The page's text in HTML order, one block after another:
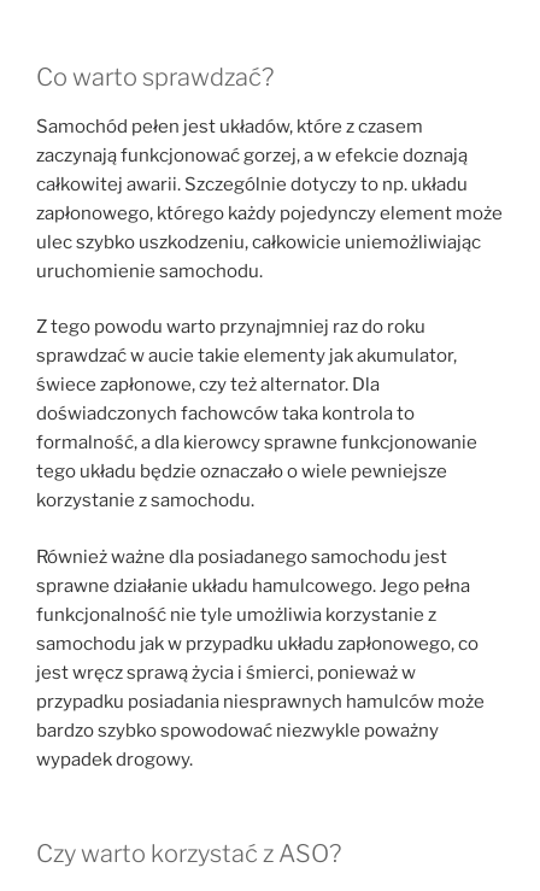
Co warto sprawdzać?
Samochód pełen jest układów, które z czasem
zaczynają funkcjonować gorzej, a w efekcie doznają
całkowitej awarii. Szczególnie dotyczy to np. układu
zapłonowego, którego każdy pojedynczy element może
ulec szybko uszkodzeniu, całkowicie uniemożliwiając
uruchomienie samochodu.
Z tego powodu warto przynajmniej raz do roku
sprawdzać w aucie takie elementy jak akumulator,
świece zapłonowe, czy też alternator. Dla
doświadczonych fachowców taka kontrola to
formalność, a dla kierowcy sprawne funkcjonowanie
tego układu będzie oznaczało o wiele pewniejsze
korzystanie z samochodu.
Również ważne dla posiadanego samochodu jest
sprawne działanie układu hamulcowego. Jego pełna
funkcjonalność nie tyle umożliwia korzystanie z
samochodu jak w przypadku układu zapłonowego, co
jest wręcz sprawą życia i śmierci, ponieważ w
przypadku posiadania niesprawnych hamulców może
bardzo szybko spowodować niezwykle poważny
wypadek drogowy.
Czy warto korzystać z ASO?